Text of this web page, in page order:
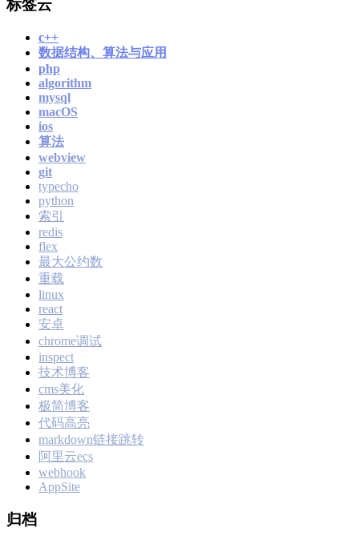
标签云
c++
数据结构、算法与应用
php
algorithm
mysql
macOS
ios
算法
webview
git
typecho
python
索引
redis
flex
最大公约数
重载
linux
react
安卓
chrome调试
inspect
技术博客
cms美化
极简博客
代码高亮
markdown链接跳转
阿里云ecs
webhook
AppSite
归档